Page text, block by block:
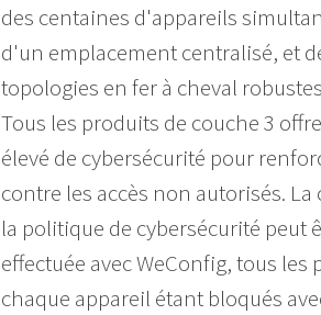
des centaines d'appareils
d'un emplacement centralisé, et
topologies en fer à cheval
Tous les produits de couche 3
élevé de cybersécurité pour
contre les accès non autorisés.
la politique de cybersécurité peut
effectuée avec WeConfig, tous
chaque appareil étant bloqués